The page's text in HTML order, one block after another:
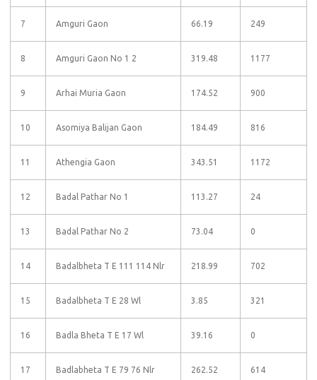
7 Amguri Gaon 66.19 249
8 Amguri Gaon No 1 2 319.48 1177
9 Arhai Muria Gaon 174.52 900
10 Asomiya Balijan Gaon 184.49 816
11 Athengia Gaon 343.51 1172
12 Badal Pathar No 1 113.27 24
13 Badal Pathar No 2 73.04 0
14 Badalbheta T E 111 114 Nlr 218.99 702
15 Badalbheta T E 28 Wl 3.85 321
16 Badla Bheta T E 17 Wl 39.16 0
17 Badlabheta T E 79 76 Nlr 262.52 614